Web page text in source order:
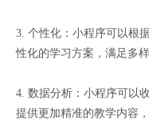
3. 个性化：小程序可以根
性化的学习方案，满足多
4. 数据分析：小程序可以
提供更加精准的教学内容